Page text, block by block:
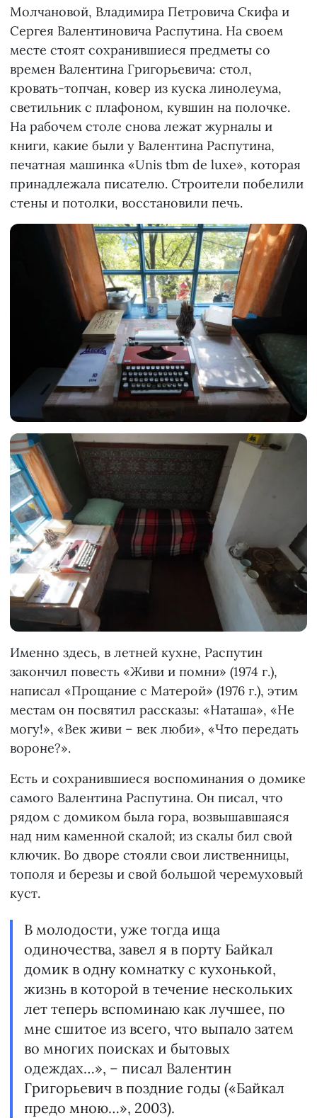
Молчановой, Владимира Петровича Скифа и
Сергея Валентиновича Распутина. На своем
месте стоят сохранившиеся предметы со
времен Валентина Григорьевича: стол,
кровать-топчан, ковер из куска линолеума,
светильник с плафоном, кувшин на полочке.
На рабочем столе снова лежат журналы и
книги, какие были у Валентина Распутина,
печатная машинка «Unis tbm de luxe», которая
принадлежала писателю. Строители побелили
стены и потолки, восстановили печь.
Именно здесь, в летней кухне, Распутин
закончил повесть «Живи и помни» (1974 г.),
написал «Прощание с Матерой» (1976 г.), этим
местам он посвятил рассказы: «Наташа», «Не
могу!», «Век живи – век люби», «Что передать
вороне?».
Есть и сохранившиеся воспоминания о домике
самого Валентина Распутина. Он писал, что
рядом с домиком была гора, возвышавшаяся
над ним каменной скалой; из скалы бил свой
ключик. Во дворе стояли свои лиственницы,
тополя и березы и свой большой черемуховый
куст.
В молодости, уже тогда ища
одиночества, завел я в порту Байкал
домик в одну комнатку с кухонькой,
жизнь в которой в течение нескольких
лет теперь вспоминаю как лучшее, по
мне сшитое из всего, что выпало затем
во многих поисках и бытовых
одеждах…», – писал Валентин
Григорьевич в поздние годы («Байкал
предо мною…», 2003).